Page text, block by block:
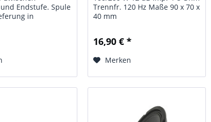
Endstufe. Spule
in
Trennfr. 120 Hz Maße 90 x 70 x
40 mm
16,90 € *
Merken